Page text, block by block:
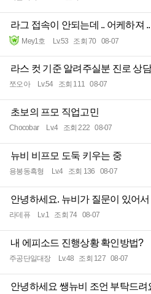
라그 접속이 안되는데 .. 어케하져 ..
Mey1호 Lv.53 조회 70 08-07
라스 컷 기준 알려주실분 진로 상담
쪼오아 Lv.54 조회 111 08-07
초보의 프모 직업고민
Chocobar Lv.4 조회 222 08-07
뉴비 비프모 도둑 키우는 중
용봉동흑형 Lv.4 조회 136 08-07
안녕하세요. 뉴비가 질문이 있어
라데퓨 Lv.1 조회 74 08-07
내 에피소드 진행상황 확인방법?
주공단일대장 Lv.48 조회 127 08-07
안녕하세요 쌩뉴비 조언 부탁드려